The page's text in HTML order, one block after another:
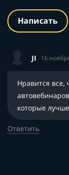
Написать
JI 16
Нравится все,
которые
Ответить